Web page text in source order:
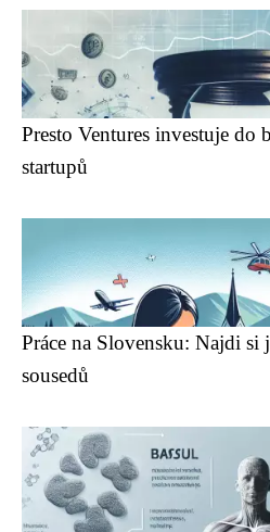
Presto Ventures investuje do
startupů
Práce na Slovensku: Najdi si
sousedů